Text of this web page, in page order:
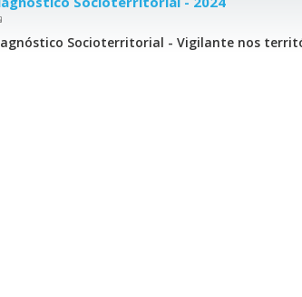
Socioterritorial - Vigilante nos